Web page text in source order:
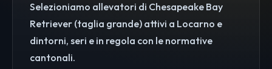
Selezioniamo allevatori di Chesapeake Bay
Retriever (taglia grande) attivi a Locarno e
dintorni, seri e in regola con le normative
cantonali.